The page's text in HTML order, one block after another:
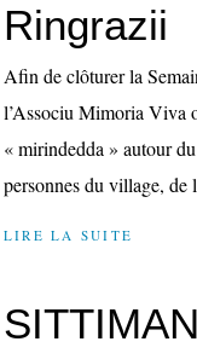
Ringrazii
Afin de clôturer la
l’Associu Mimoria Viva
« mirindedda » autour
personnes du village, de
LIRE LA SUITE